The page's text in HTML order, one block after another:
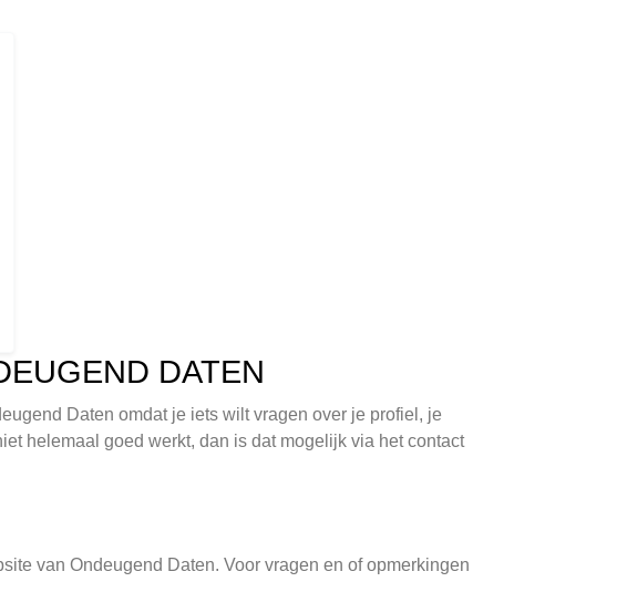
DATEN
Daten omdat je iets wilt vragen over je profiel, je
helemaal goed werkt, dan is dat mogelijk via het contact
van Ondeugend Daten. Voor vragen en of opmerkingen